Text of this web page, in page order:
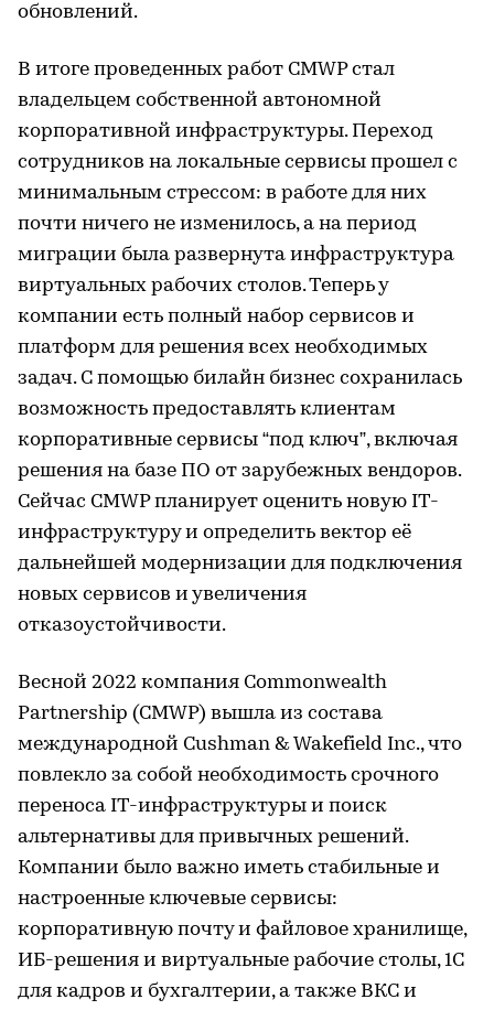
обновлений.
В итоге проведенных работ CMWP стал
владельцем собственной автономной
корпоративной инфраструктуры. Переход
сотрудников на локальные сервисы прошел с
минимальным стрессом: в работе для них
почти ничего не изменилось, а на период
миграции была развернута инфраструктура
виртуальных рабочих столов. Теперь у
компании есть полный набор сервисов и
платформ для решения всех необходимых
задач. С помощью билайн бизнес сохранилась
возможность предоставлять клиентам
корпоративные сервисы “под ключ”, включая
решения на базе ПО от зарубежных вендоров.
Сейчас CMWP планирует оценить новую IT-
инфраструктуру и определить вектор её
дальнейшей модернизации для подключения
новых сервисов и увеличения
отказоустойчивости.
Весной 2022 компания Commonwealth
Partnership (CMWP) вышла из состава
международной Cushman & Wakefield Inc., что
повлекло за собой необходимость срочного
переноса IT-инфраструктуры и поиск
альтернативы для привычных решений.
Компании было важно иметь стабильные и
настроенные ключевые сервисы:
корпоративную почту и файловое хранилище,
ИБ-решения и виртуальные рабочие столы, 1С
для кадров и бухгалтерии, а также ВКС и